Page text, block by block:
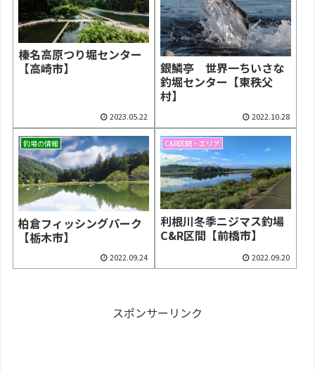
榛名高原つり堀センター
【高崎市】
2023.05.22
銀鱗亭 世界一ちいさな
釣堀センター【東秩父
村】
2022.10.28
釣場の情報
柏倉フィッシングパーク
【栃木市】
2022.09.24
C&R区間・エリア
利根川冬季ニジマス釣場
C&R区間【前橋市】
2022.09.20
スポンサーリンク